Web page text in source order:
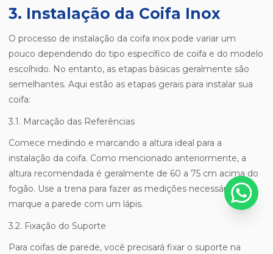
3. Instalação da Coifa Inox
O processo de instalação da coifa inox pode variar um
pouco dependendo do tipo específico de coifa e do modelo
escolhido. No entanto, as etapas básicas geralmente são
semelhantes. Aqui estão as etapas gerais para instalar sua
coifa:
3.1. Marcação das Referências
Comece medindo e marcando a altura ideal para a
instalação da coifa. Como mencionado anteriormente, a
altura recomendada é geralmente de 60 a 75 cm acima do
fogão. Use a trena para fazer as medições necessárias e
marque a parede com um lápis.
3.2. Fixação do Suporte
Para coifas de parede, você precisará fixar o suporte na